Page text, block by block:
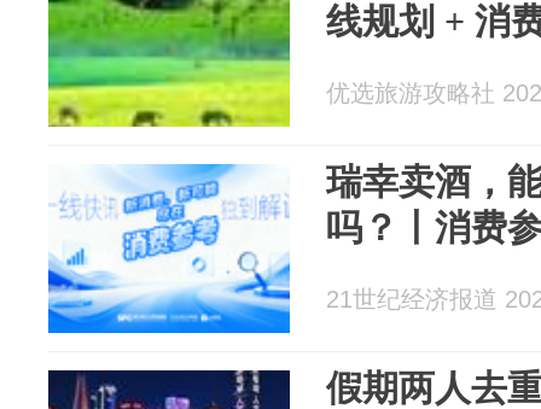
线规划 + 消
优选旅游攻略社
瑞幸卖酒，
吗？丨消费
21世纪经济报道
假期两人去